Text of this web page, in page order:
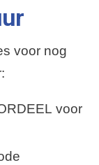
voor nog
voor